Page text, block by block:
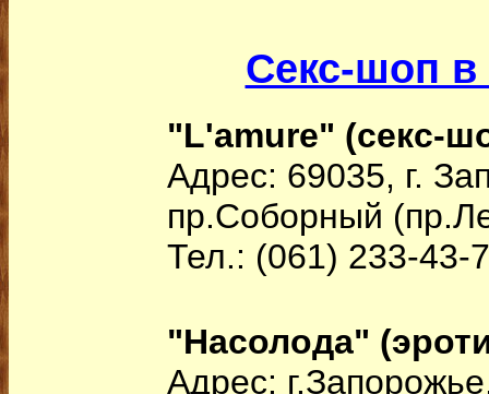
Секс-шоп
"L'amure" (секс-
Адрес: 69035, г.
пр.Соборный
Тел.: (061) 233-43-
"Насолода"
Адрес: